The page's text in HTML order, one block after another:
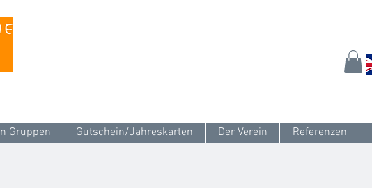
Gruppen Gutschein/Jahreskarten Der Verein Referenzen